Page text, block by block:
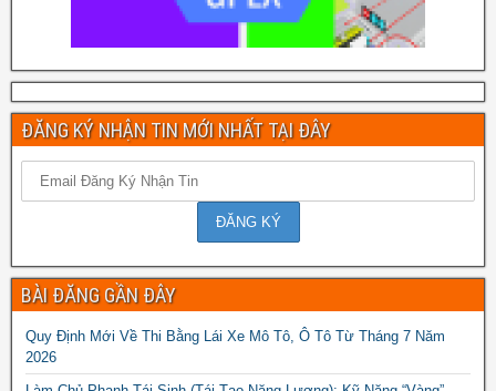
ĐĂNG KÝ NHẬN TIN MỚI NHẤT TẠI ĐÂY
BÀI ĐĂNG GẦN ĐÂY
Quy Định Mới Về Thi Bằng Lái Xe Mô Tô, Ô Tô Từ Tháng 7 Năm
2026